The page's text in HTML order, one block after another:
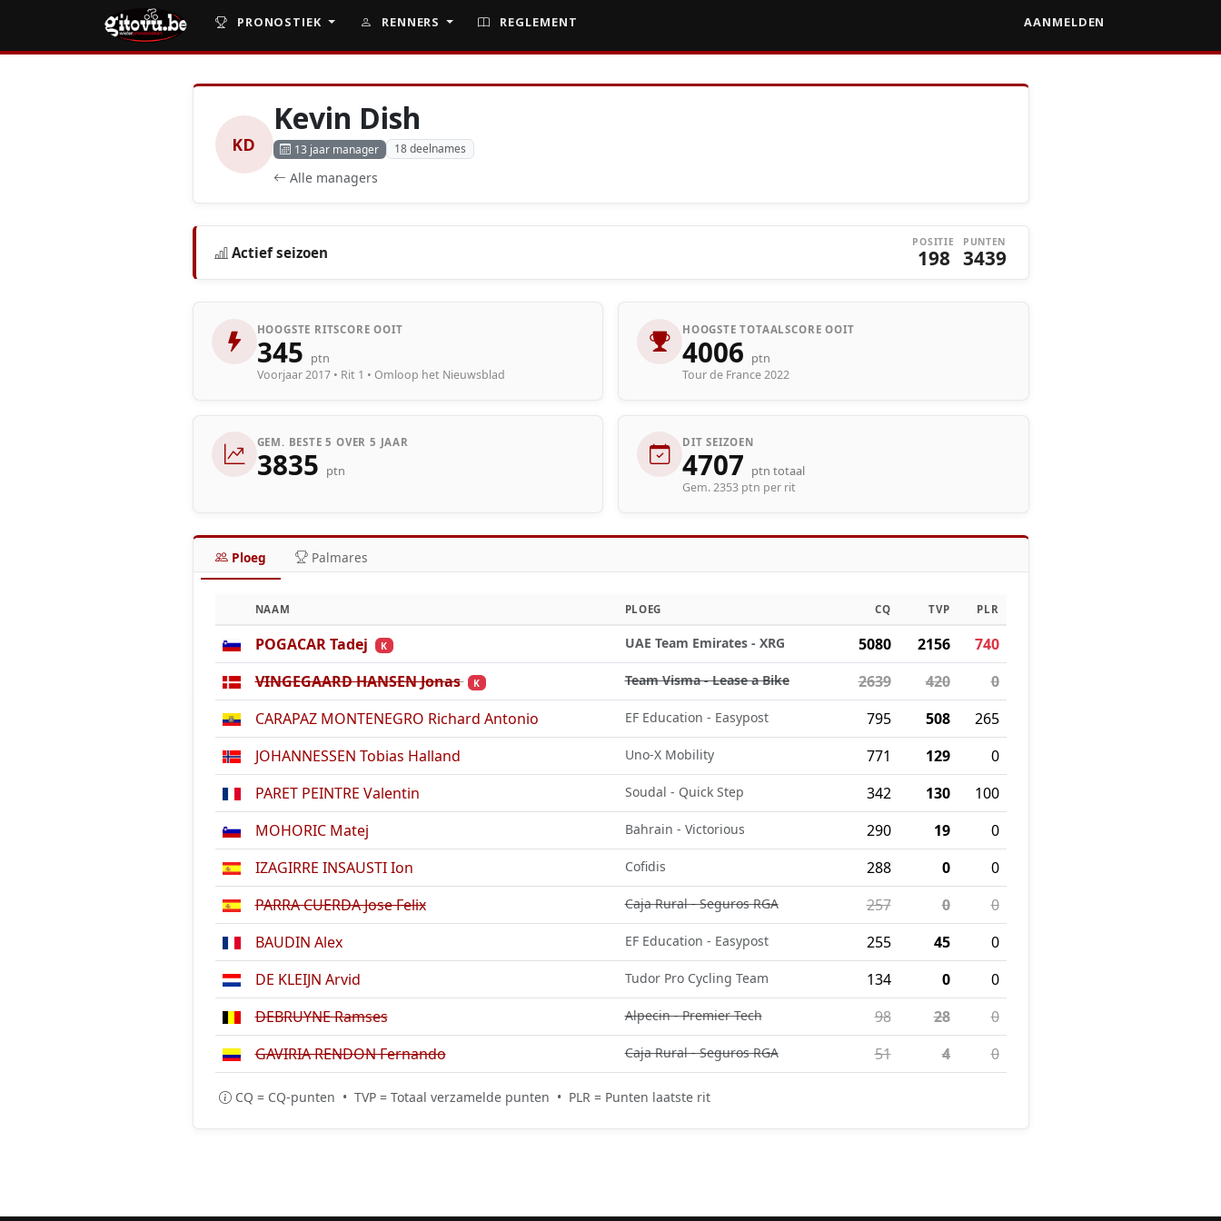
PRONOSTIEK RENNERS REGLEMENT AANMELDEN
KD
Kevin Dish
13 jaar manager 18 deelnames
Alle managers
Actief seizoen
POSITIE
198
PUNTEN
3439
HOOGSTE RITSCORE OOIT
345 ptn
Voorjaar 2017 • Rit 1 • Omloop het Nieuwsblad
HOOGSTE TOTAALSCORE OOIT
4006 ptn
Tour de France 2022
GEM. BESTE 5 OVER 5 JAAR
3835 ptn
DIT SEIZOEN
4707 ptn totaal
Gem. 2353 ptn per rit
Ploeg Palmares
NAAM PLOEG CQ TVP PLR
POGACAR Tadej K UAE Team Emirates - XRG 5080 2156
740
VINGEGAARD HANSEN Jonas
K Team Visma - Lease a Bike 2639 420
0
CARAPAZ MONTENEGRO Richard Antonio
EF Education - Easypost 795 508
265
JOHANNESSEN Tobias Halland
Uno-X Mobility 771 129
0
PARET PEINTRE Valentin
Soudal - Quick Step 342 130
100
MOHORIC Matej
Bahrain - Victorious 290 19
0
IZAGIRRE INSAUSTI Ion
Cofidis 288 0
0
PARRA CUERDA Jose Felix
Caja Rural - Seguros RGA 257 0
0
BAUDIN Alex
EF Education - Easypost 255 45
0
DE KLEIJN Arvid
Tudor Pro Cycling Team 134 0
0
DEBRUYNE Ramses
Alpecin - Premier Tech 98 28
0
GAVIRIA RENDON Fernando
Caja Rural - Seguros RGA 51 4 0
CQ = CQ-punten • TVP = Totaal verzamelde punten • PLR = Punten laatste rit